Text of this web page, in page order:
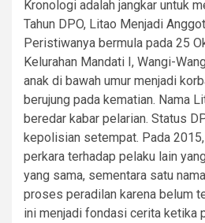
Kronologi adalah jangkar untuk
Tahun DPO, Litao Menjadi
Peristiwanya bermula pada 25
Kelurahan Mandati I, Wangi-
anak di bawah umur menjadi
berujung pada kematian. Nama
beredar kabar pelarian. Status
kepolisian setempat. Pada
perkara terhadap pelaku lain
yang sama, sementara satu
proses peradilan karena belum
ini menjadi fondasi cerita ketika